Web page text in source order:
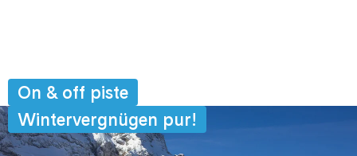
On & off piste
Wintervergnügen pur!